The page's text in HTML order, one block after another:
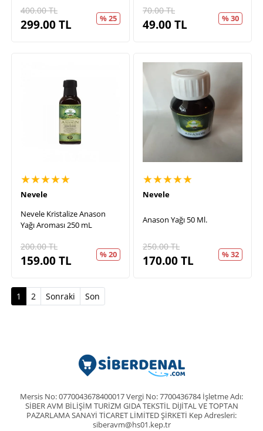
400.00TL
299.00TL % 25
70.00TL
49.00TL % 30
★★★★★
Nevele
Nevele Kristalize Anason
Yağı Aroması 250 mL
200.00TL
159.00TL % 20
★★★★★
Nevele
Anason Yağı 50 Ml.
250.00TL
170.00TL % 32
1 (current)
2 Sonraki Son
Mersis No: 0770043678400017 Vergi No: 7700436784 İşletme Adı:
SİBER AVM BİLİŞİM TURİZM GIDA TEKSTİL DİJİTAL VE TOPTAN
PAZARLAMA SANAYİ TİCARET LİMİTED ŞİRKETİ Kep Adresleri:
siberavm@hs01.kep.tr